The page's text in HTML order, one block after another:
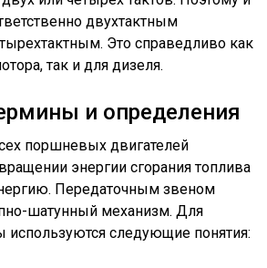
двухтактным
Это справедливо как
так и для дизеля.
и определения
поршневых двигателей
энергии сгорания топлива
Передаточным звеном
шатунный механизм. Для
используются следующие понятия: